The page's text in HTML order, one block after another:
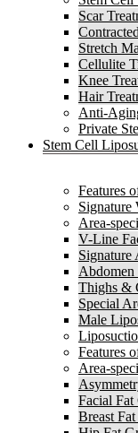
Scar
Stretch
Cellulite
Knee
Hair
Anti-
Private
Stem Cell
Features
Signature
Area-
V-Line
Signature
Thighs &
Special
Male
Features
Area-
Facial
Breast